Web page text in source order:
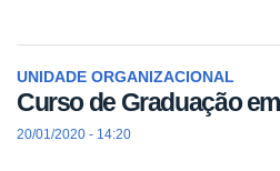
UNIDADE ORGANIZACIONAL
Curso de Graduação
20/01/2020 - 14:20